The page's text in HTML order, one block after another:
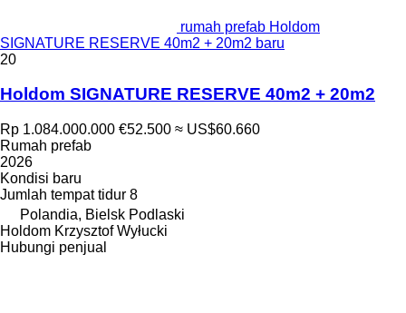
rumah prefab Holdom
SIGNATURE RESERVE 40m2 + 20m2 baru
20
Holdom SIGNATURE RESERVE 40m2 + 20m2
Rp 1.084.000.000 €52.500 ≈ US$60.660
Rumah prefab
2026
Kondisi baru
Jumlah tempat tidur 8
Polandia, Bielsk Podlaski
Holdom Krzysztof Wyłucki
Hubungi penjual